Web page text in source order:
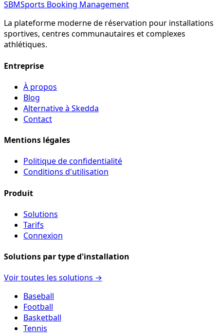
SBMSports Booking Management
La plateforme moderne de réservation pour installations
sportives, centres communautaires et complexes
athlétiques.
Entreprise
À propos
Blog
Alternative à Skedda
Contact
Mentions légales
Politique de confidentialité
Conditions d'utilisation
Produit
Solutions
Tarifs
Connexion
Solutions par type d'installation
Voir toutes les solutions →
Baseball
Football
Basketball
Tennis